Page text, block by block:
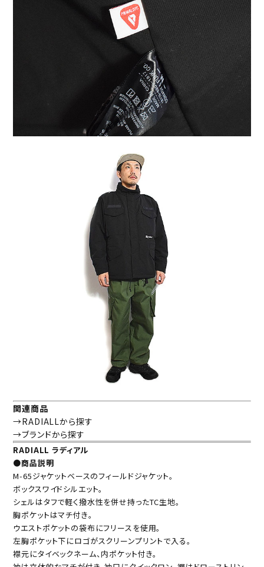
関連商品
→RADIALLから探す
→ブランドから探す
RADIALL ラディアル
●商品説明
M-65ジャケットベースのフィールドジャケット。
ボックスワイドシルエット。
シェルはタフで軽く撥水性を併せ持ったTC生地。
胸ポケットはマチ付き。
ウエストポケットの袋布にフリースを使用。
左胸ポケット下にロゴがスクリーンプリントで入る。
襟元にタイベックネーム、内ポケット付き。